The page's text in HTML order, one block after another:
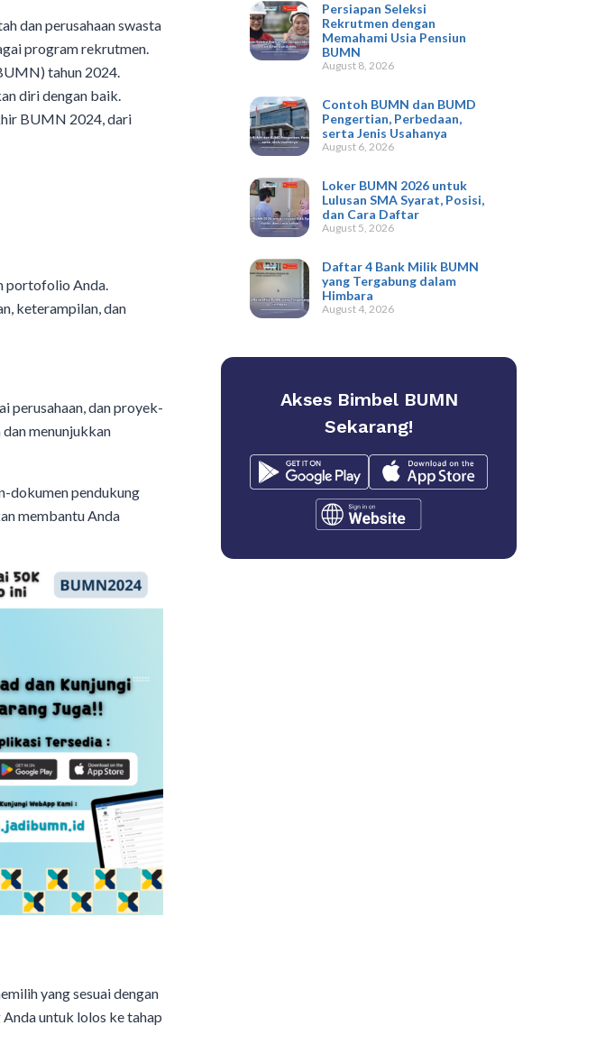
dan perusahaan swasta
program rekrutmen.
tahun 2024.
diri dengan baik.
BUMN 2024, dari
portofolio Anda.
keterampilan, dan
perusahaan, dan proyek-
menunjukkan
dokumen pendukung
membantu Anda
yang sesuai dengan
untuk lolos ke tahap
Persiapan Seleksi
Rekrutmen dengan
Memahami Usia Pensiun
BUMN
August 8, 2026
Contoh BUMN dan BUMD
Pengertian, Perbedaan,
serta Jenis Usahanya
August 6, 2026
Loker BUMN 2026 untuk
Lulusan SMA Syarat, Posisi,
dan Cara Daftar
August 5, 2026
Daftar 4 Bank Milik BUMN
yang Tergabung dalam
Himbara
August 4, 2026
Akses Bimbel BUMN
Sekarang!